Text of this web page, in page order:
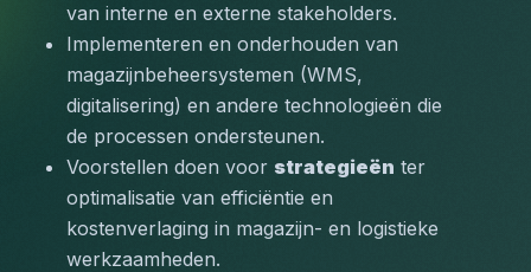
van interne en externe stakeholders.
Implementeren en onderhouden van
magazijnbeheersystemen (WMS,
digitalisering) en andere technologieën die
de processen ondersteunen.
Voorstellen doen voor strategieën ter
optimalisatie van efficiëntie en
kostenverlaging in magazijn- en logistieke
werkzaamheden.